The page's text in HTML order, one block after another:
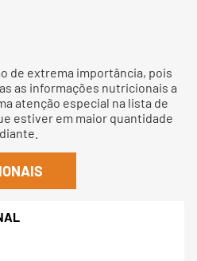
de extrema importância, pois
as informações nutricionais a
atenção especial na lista de
estiver em maior quantidade